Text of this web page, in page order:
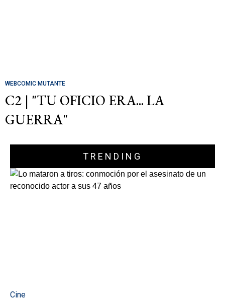
WEBCOMIC MUTANTE
C2 | "TU OFICIO ERA... LA
GUERRA"
TRENDING
Cine